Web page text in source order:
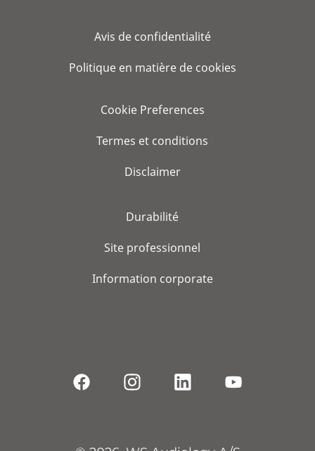
Avis de confidentialité
Politique en matière de cookies
Cookie Preferences
Termes et conditions
Disclaimer
Durabilité
Site professionnel
Information corporate